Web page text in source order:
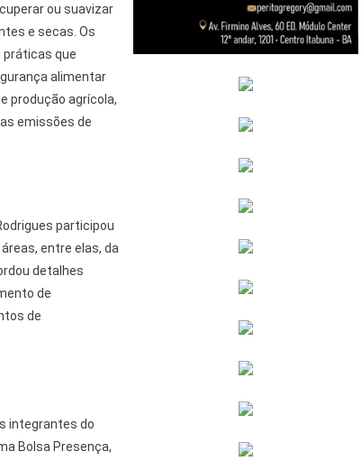
ou suavizar
e secas. Os
práticas que
alimentar
produção agrícola,
emissões de
participou
entre elas, da
detalhes
de
de
integrantes do
Bolsa Presença,